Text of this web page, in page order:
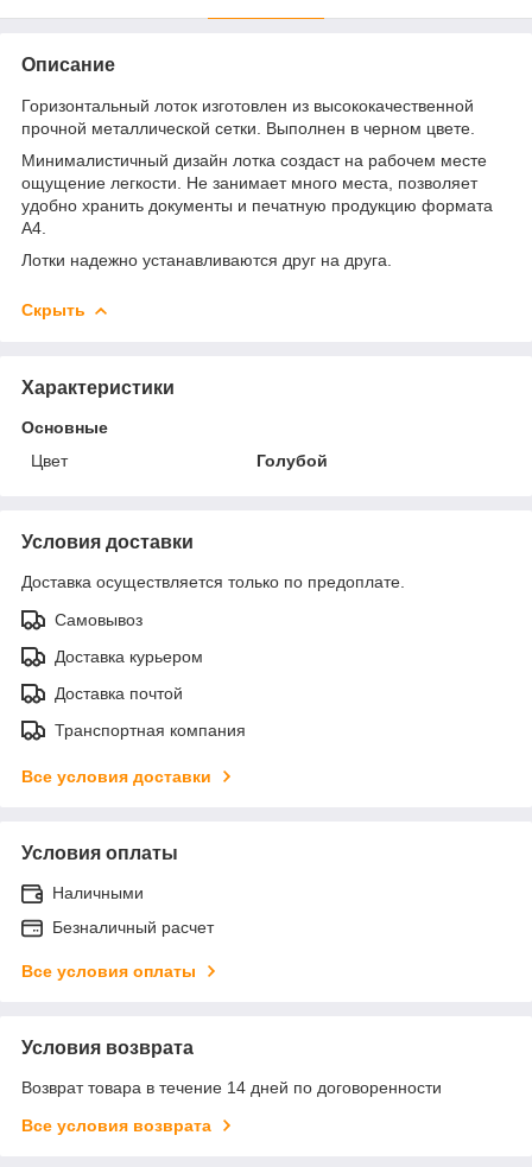
Описание
Горизонтальный лоток изготовлен из высококачественной
прочной металлической сетки. Выполнен в черном цвете.
Минималистичный дизайн лотка создаст на рабочем месте
ощущение легкости. Не занимает много места, позволяет
удобно хранить документы и печатную продукцию формата
А4.
Лотки надежно устанавливаются друг на друга.
Скрыть
Характеристики
Основные
Цвет
Голубой
Условия доставки
Доставка осуществляется только по предоплате.
Самовывоз
Доставка курьером
Доставка почтой
Транспортная компания
Все условия доставки
Условия оплаты
Наличными
Безналичный расчет
Все условия оплаты
Условия возврата
Возврат товара в течение 14 дней по договоренности
Все условия возврата